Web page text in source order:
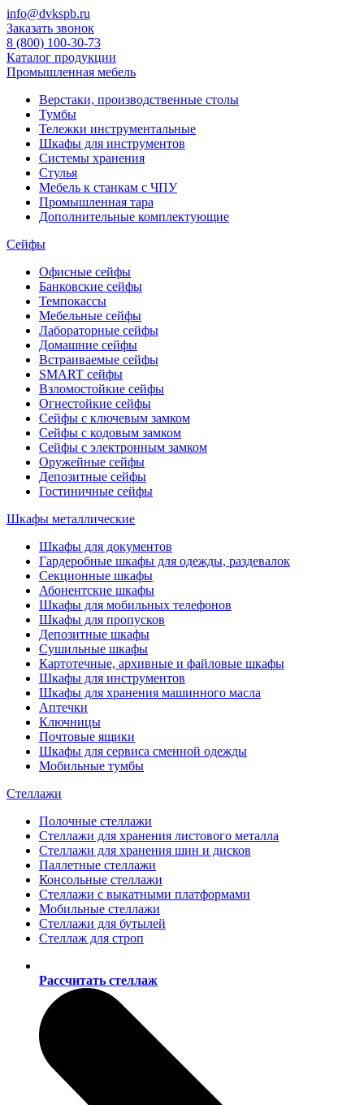
info@dvkspb.ru
Заказать звонок
8 (800) 100-30-73
Каталог продукции
Промышленная мебель
Верстаки, производственные столы
Тумбы
Тележки инструментальные
Шкафы для инструментов
Системы хранения
Стулья
Мебель к станкам с ЧПУ
Промышленная тара
Дополнительные комплектующие
Сейфы
Офисные сейфы
Банковские сейфы
Темпокассы
Мебельные сейфы
Лабораторные сейфы
Домашние сейфы
Встраиваемые сейфы
SMART сейфы
Взломостойкие сейфы
Огнестойкие сейфы
Сейфы с ключевым замком
Сейфы с кодовым замком
Сейфы с электронным замком
Оружейные сейфы
Депозитные сейфы
Гостиничные сейфы
Шкафы металлические
Шкафы для документов
Гардеробные шкафы для одежды, раздевалок
Секционные шкафы
Абонентские шкафы
Шкафы для мобильных телефонов
Шкафы для пропусков
Депозитные шкафы
Сушильные шкафы
Картотечные, архивные и файловые шкафы
Шкафы для инструментов
Шкафы для хранения машинного масла
Аптечки
Ключницы
Почтовые ящики
Шкафы для сервиса сменной одежды
Мобильные тумбы
Стеллажи
Полочные стеллажи
Стеллажи для хранения листового металла
Стеллажи для хранения шин и дисков
Паллетные стеллажи
Консольные стеллажи
Стеллажи с выкатными платформами
Мобильные стеллажи
Стеллажи для бутылей
Стеллаж для строп
Рассчитать стеллаж